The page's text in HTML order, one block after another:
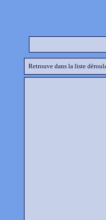
Retrouve dans la liste